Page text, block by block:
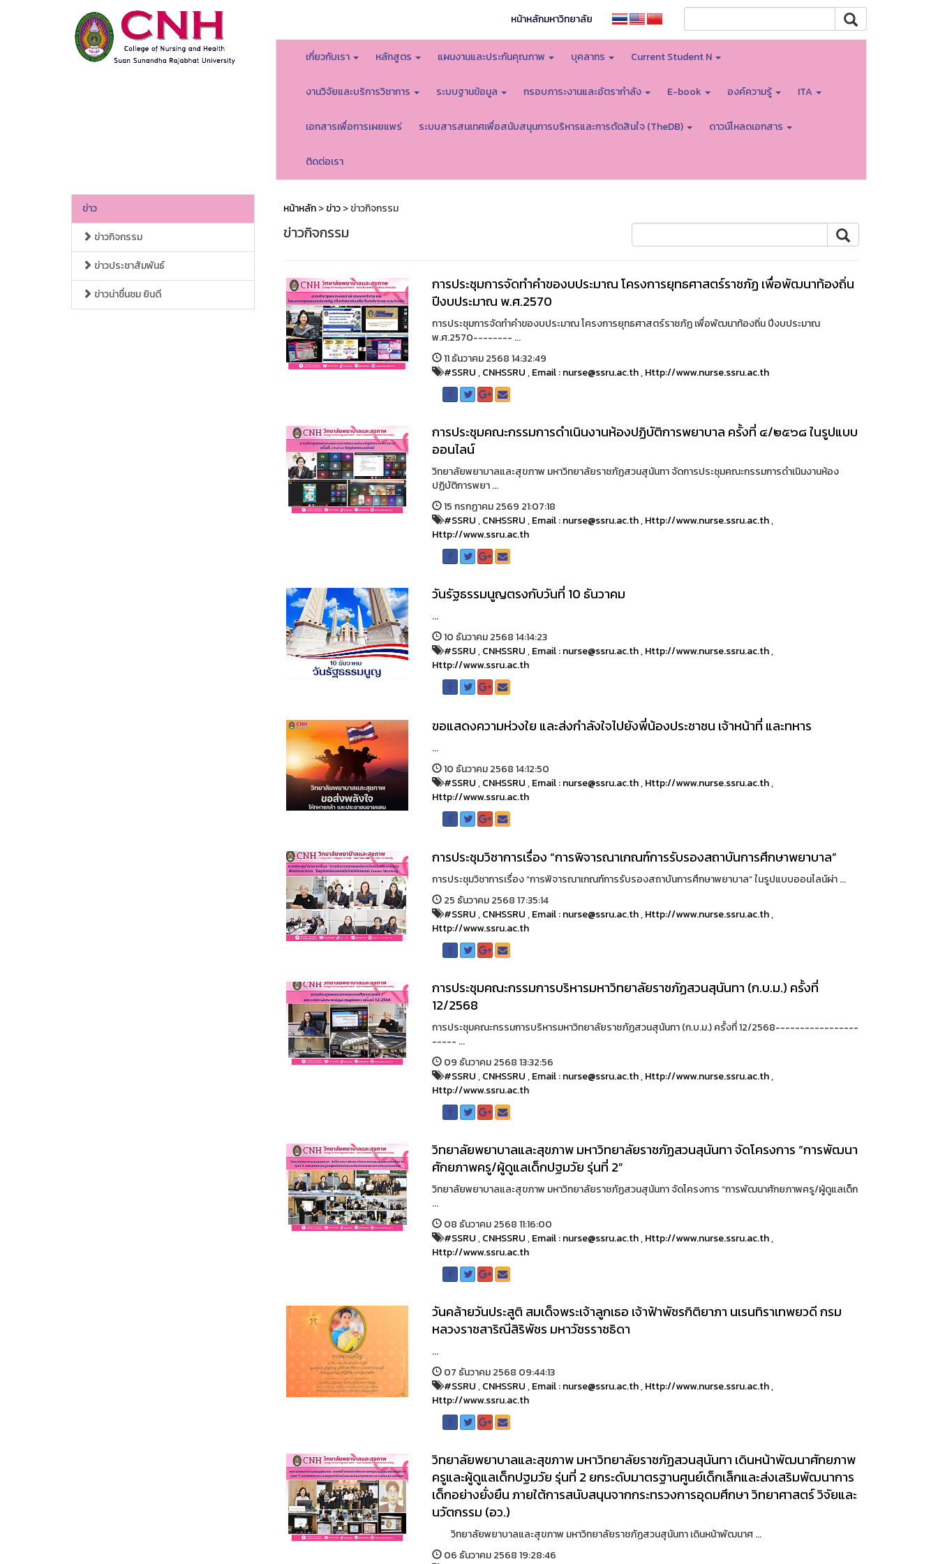
หน้าหลักมหาวิทยาลัย
เกี่ยวกับเรา หลักสูตร แผนงานและประกันคุณภาพ บุคลากร Current Student N
งานวิจัยและบริการวิชาการ ระบบฐานข้อมูล กรอบภาระงานและอัตรากำลัง E-book องค์ความรู้ ITA
เอกสารเพื่อการเผยแพร่ ระบบสารสนเทศเพื่อสนับสนุนการบริหารและการตัดสินใจ (TheDB) ดาวน์โหลดเอกสาร
ติดต่อเรา
ข่าว
ข่าวกิจกรรม
ข่าวประชาสัมพันธ์
ข่าวน่าชื่นชม ยินดี
หน้าหลัก>ข่าว> ข่าวกิจกรรม
ข่าวกิจกรรม
การประชุมการจัดทำคำของบประมาณ โครงการยุทธศาสตร์ราชภัฏ เพื่อพัฒนาท้องถิ่น
ปีงบประมาณ พ.ศ.2570
การประชุมการจัดทำคำของบประมาณ โครงการยุทธศาสตร์ราชภัฏ เพื่อพัฒนาท้องถิ่น ปีงบประมาณ
พ.ศ.2570-------- ...
11 ธันวาคม 2568 14:32:49
#SSRU,CNHSSRU,Email : nurse@ssru.ac.th,Http://www.nurse.ssru.ac.th
การประชุมคณะกรรมการดำเนินงานห้องปฏิบัติการพยาบาล ครั้งที่ ๔/๒๕๖๘ ในรูปแบบ
ออนไลน์
วิทยาลัยพยาบาลและสุขภาพ มหาวิทยาลัยราชภัฏสวนสุนันทา จัดการประชุมคณะกรรมการดำเนินงานห้อง
ปฏิบัติการพยา ...
15 กรกฏาคม 2569 21:07:18
#SSRU,CNHSSRU,Email : nurse@ssru.ac.th,Http://www.nurse.ssru.ac.th,
Http://www.ssru.ac.th
วันรัฐธรรมนูญตรงกับวันที่ 10 ธันวาคม
...
10 ธันวาคม 2568 14:14:23
#SSRU,CNHSSRU,Email : nurse@ssru.ac.th,Http://www.nurse.ssru.ac.th,
Http://www.ssru.ac.th
ขอแสดงความห่วงใย และส่งกำลังใจไปยังพี่น้องประชาชน เจ้าหน้าที่ และทหาร
...
10 ธันวาคม 2568 14:12:50
#SSRU,CNHSSRU,Email : nurse@ssru.ac.th,Http://www.nurse.ssru.ac.th,
Http://www.ssru.ac.th
การประชุมวิชาการเรื่อง “การพิจารณาเกณฑ์การรับรองสถาบันการศึกษาพยาบาล”
การประชุมวิชาการเรื่อง “การพิจารณาเกณฑ์การรับรองสถาบันการศึกษาพยาบาล” ในรูปแบบออนไลน์ผ่า ...
25 ธันวาคม 2568 17:35:14
#SSRU,CNHSSRU,Email : nurse@ssru.ac.th,Http://www.nurse.ssru.ac.th,
Http://www.ssru.ac.th
การประชุมคณะกรรมการบริหารมหาวิทยาลัยราชภัฏสวนสุนันทา (ก.บ.ม.) ครั้งที่
12/2568
การประชุมคณะกรรมการบริหารมหาวิทยาลัยราชภัฏสวนสุนันทา (ก.บ.ม.) ครั้งที่ 12/2568-----------------
----- ...
09 ธันวาคม 2568 13:32:56
#SSRU,CNHSSRU,Email : nurse@ssru.ac.th,Http://www.nurse.ssru.ac.th,
Http://www.ssru.ac.th
วิทยาลัยพยาบาลและสุขภาพ มหาวิทยาลัยราชภัฏสวนสุนันทา จัดโครงการ “การพัฒนา
ศักยภาพครู/ผู้ดูแลเด็กปฐมวัย รุ่นที่ 2”
วิทยาลัยพยาบาลและสุขภาพ มหาวิทยาลัยราชภัฏสวนสุนันทา จัดโครงการ “การพัฒนาศักยภาพครู/ผู้ดูแลเด็ก
...
08 ธันวาคม 2568 11:16:00
#SSRU,CNHSSRU,Email : nurse@ssru.ac.th,Http://www.nurse.ssru.ac.th,
Http://www.ssru.ac.th
วันคล้ายวันประสูติ สมเด็จพระเจ้าลูกเธอ เจ้าฟ้าพัชรกิติยาภา นเรนทิราเทพยวดี กรม
หลวงราชสาริณีสิริพัชร มหาวัชรราชธิดา
...
07 ธันวาคม 2568 09:44:13
#SSRU,CNHSSRU,Email : nurse@ssru.ac.th,Http://www.nurse.ssru.ac.th,
Http://www.ssru.ac.th
วิทยาลัยพยาบาลและสุขภาพ มหาวิทยาลัยราชภัฏสวนสุนันทา เดินหน้าพัฒนาศักยภาพ
ครูและผู้ดูแลเด็กปฐมวัย รุ่นที่ 2 ยกระดับมาตรฐานศูนย์เด็กเล็กและส่งเสริมพัฒนาการ
เด็กอย่างยั่งยืน ภายใต้การสนับสนุนจากกระทรวงการอุดมศึกษา วิทยาศาสตร์ วิจัยและ
นวัตกรรม (อว.)
วิทยาลัยพยาบาลและสุขภาพ มหาวิทยาลัยราชภัฏสวนสุนันทา เดินหน้าพัฒนาศ ...
06 ธันวาคม 2568 19:28:46